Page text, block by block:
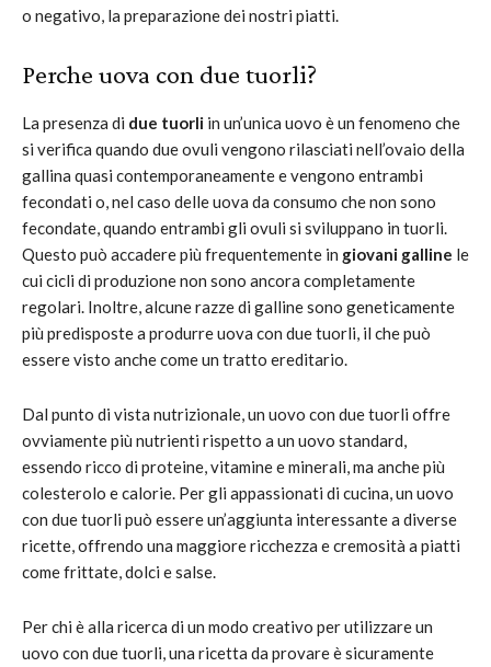
o negativo, la preparazione dei nostri piatti.
Perche uova con due tuorli?
La presenza di due tuorli in un’unica uovo è un fenomeno che
si verifica quando due ovuli vengono rilasciati nell’ovaio della
gallina quasi contemporaneamente e vengono entrambi
fecondati o, nel caso delle uova da consumo che non sono
fecondate, quando entrambi gli ovuli si sviluppano in tuorli.
Questo può accadere più frequentemente in giovani galline le
cui cicli di produzione non sono ancora completamente
regolari. Inoltre, alcune razze di galline sono geneticamente
più predisposte a produrre uova con due tuorli, il che può
essere visto anche come un tratto ereditario.
Dal punto di vista nutrizionale, un uovo con due tuorli offre
ovviamente più nutrienti rispetto a un uovo standard,
essendo ricco di proteine, vitamine e minerali, ma anche più
colesterolo e calorie. Per gli appassionati di cucina, un uovo
con due tuorli può essere un’aggiunta interessante a diverse
ricette, offrendo una maggiore ricchezza e cremosità a piatti
come frittate, dolci e salse.
Per chi è alla ricerca di un modo creativo per utilizzare un
uovo con due tuorli, una ricetta da provare è sicuramente